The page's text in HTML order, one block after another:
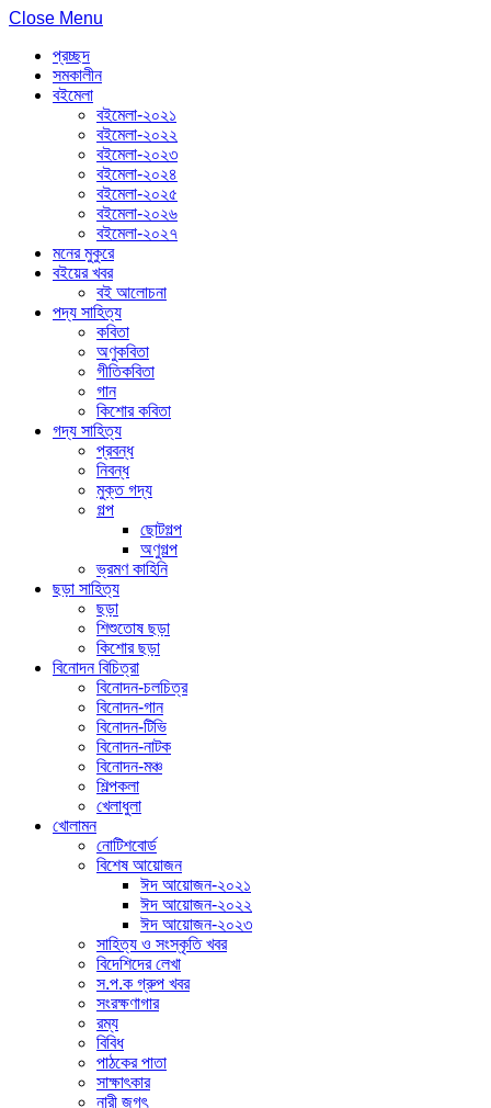
Close Menu
প্রচ্ছদ
সমকালীন
বইমেলা
বইমেলা-২০২১
বইমেলা-২০২২
বইমেলা-২০২৩
বইমেলা-২০২৪
বইমেলা-২০২৫
বইমেলা-২০২৬
বইমেলা-২০২৭
মনের মুকুরে
বইয়ের খবর
বই আলোচনা
পদ্য সাহিত্য
কবিতা
অণুকবিতা
গীতিকবিতা
গান
কিশোর কবিতা
গদ্য সাহিত্য
প্রবন্ধ
নিবন্ধ
মুক্ত গদ্য
গল্প
ছোটগল্প
অণুগল্প
ভ্রমণ কাহিনি
ছড়া সাহিত্য
ছড়া
শিশুতোষ ছড়া
কিশোর ছড়া
বিনোদন বিচিত্রা
বিনোদন-চলচিত্র
বিনোদন-গান
বিনোদন-টিভি
বিনোদন-নাটক
বিনোদন-মঞ্চ
শিল্পকলা
খেলাধুলা
খোলামন
নোটিশবোর্ড
বিশেষ আয়োজন
ঈদ আয়োজন-২০২১
ঈদ আয়োজন-২০২২
ঈদ আয়োজন-২০২৩
সাহিত্য ও সংস্কৃতি খবর
বিদেশিদের লেখা
স.প.ক গ্রুপ খবর
সংরক্ষণাগার
রম্য
বিবিধ
পাঠকের পাতা
সাক্ষাৎকার
নারী জগৎ